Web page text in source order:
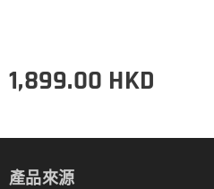
1,899.00 HKD
產品來源